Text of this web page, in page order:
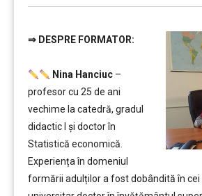
⇒ DESPRE FORMATOR:
Nina Hanciuc–
profesor cu 25 de ani
vechime la catedră, gradul
didactic I şi doctor în
Statistică economică.
Experiența în domeniul
formării adulților a fost dobândită în cei